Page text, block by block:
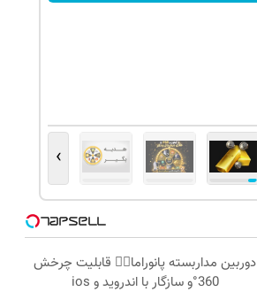
›
دوربین مداربسته پانوراما👈🏻 قابلیت چرخش
360°و سازگار با اندروید و ios